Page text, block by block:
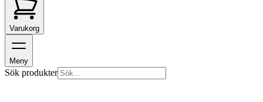
Varukorg
Meny
Sök produkter